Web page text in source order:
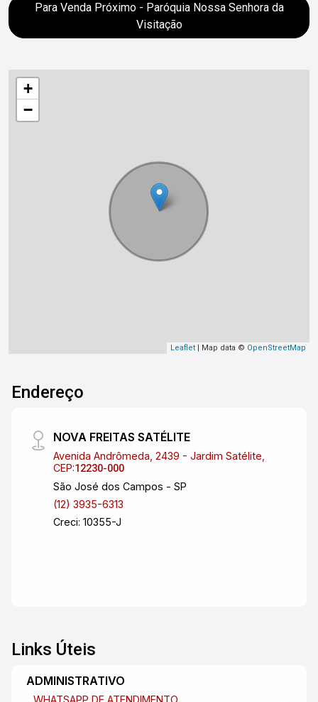
Para Venda Próximo - Paróquia Nossa Senhora da
Visitação
+
−
Leaflet | Map data © OpenStreetMap
Endereço
NOVA FREITAS SATÉLITE
Avenida Andrômeda, 2439 - Jardim Satélite,
CEP:12230-000
São José dos Campos - SP
(12) 3935-6313
Creci: 10355-J
Links Úteis
ADMINISTRATIVO